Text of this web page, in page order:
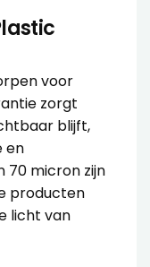
voor
zorgt
blijft,
en
70 micron zijn
producten
licht van